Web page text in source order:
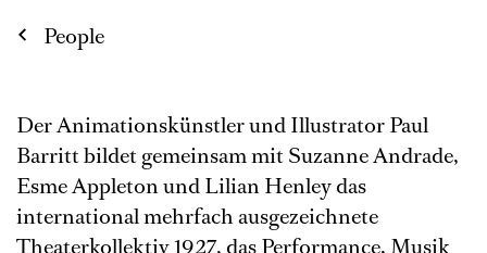
People
Der Animationskünstler und Illustrator Paul
Barritt bildet gemeinsam mit Suzanne Andrade,
Esme Appleton und Lilian Henley das
international mehrfach ausgezeichnete
Theaterkollektiv 1927, das Performance, Musik